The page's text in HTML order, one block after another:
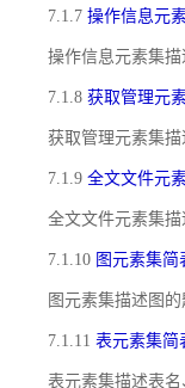
7.1.7 操作信息元
操作信息元素集
7.1.8 获取管理元
获取管理元素集
7.1.9 全文文件元
全文文件元素集
7.1.10 图元素集简
图元素集描述图
7.1.11 表元素集简
表元素集描述表